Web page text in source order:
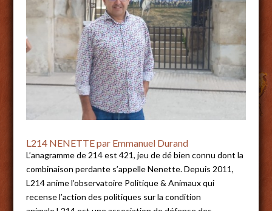
L214 NENETTE par Emmanuel Durand
L’anagramme de 214 est 421, jeu de dé bien connu dont la
combinaison perdante s’appelle Nenette. Depuis 2011,
L214 anime l’observatoire Politique & Animaux qui
recense l’action des politiques sur la condition